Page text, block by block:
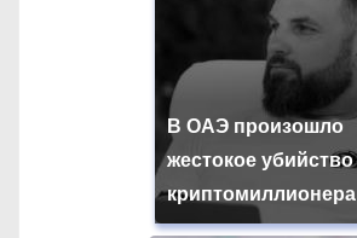
В ОАЭ произошло
жестокое убийство
криптомиллионера